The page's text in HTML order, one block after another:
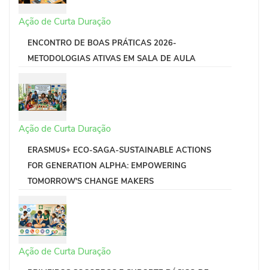
Ação de Curta Duração
ENCONTRO DE BOAS PRÁTICAS 2026-
METODOLOGIAS ATIVAS EM SALA DE AULA
Ação de Curta Duração
ERASMUS+ ECO-SAGA-SUSTAINABLE ACTIONS
FOR GENERATION ALPHA: EMPOWERING
TOMORROW'S CHANGE MAKERS
Ação de Curta Duração